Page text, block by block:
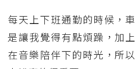
每天上下班通勤的時候，
是讓我覺得有點煩躁，加
在音樂陪伴下的時光，所